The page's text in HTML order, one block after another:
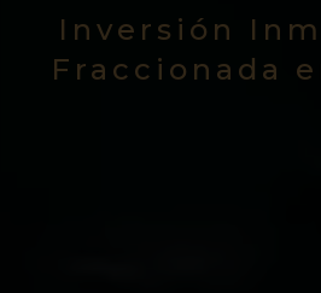
Inversión
Fraccionada